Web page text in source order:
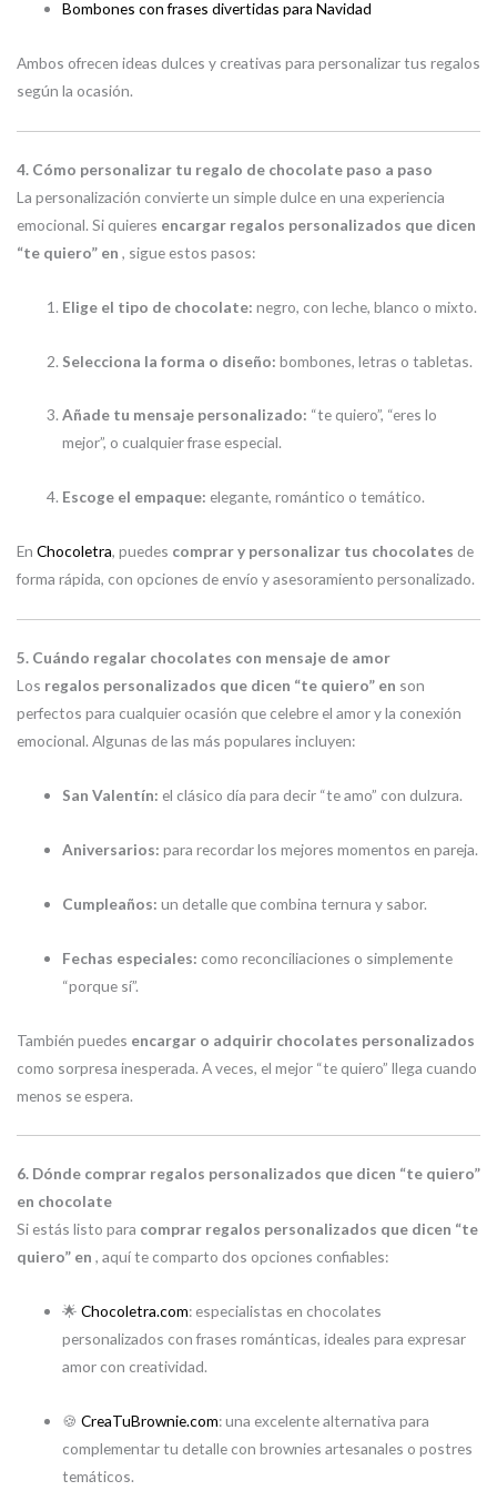
Bombones con frases divertidas para Navidad
Ambos ofrecen ideas dulces y creativas para personalizar tus regalos
según la ocasión.
4. Cómo personalizar tu regalo de chocolate paso a paso
La personalización convierte un simple dulce en una experiencia
emocional. Si quieres encargar regalos personalizados que dicen
“te quiero” en , sigue estos pasos:
Elige el tipo de chocolate: negro, con leche, blanco o mixto.
Selecciona la forma o diseño: bombones, letras o tabletas.
Añade tu mensaje personalizado: “te quiero”, “eres lo
mejor”, o cualquier frase especial.
Escoge el empaque: elegante, romántico o temático.
En Chocoletra, puedes comprar y personalizar tus chocolates de
forma rápida, con opciones de envío y asesoramiento personalizado.
5. Cuándo regalar chocolates con mensaje de amor
Los regalos personalizados que dicen “te quiero” en son
perfectos para cualquier ocasión que celebre el amor y la conexión
emocional. Algunas de las más populares incluyen:
San Valentín: el clásico día para decir “te amo” con dulzura.
Aniversarios: para recordar los mejores momentos en pareja.
Cumpleaños: un detalle que combina ternura y sabor.
Fechas especiales: como reconciliaciones o simplemente
“porque sí”.
También puedes encargar o adquirir chocolates personalizados
como sorpresa inesperada. A veces, el mejor “te quiero” llega cuando
menos se espera.
6. Dónde comprar regalos personalizados que dicen “te quiero”
en chocolate
Si estás listo para comprar regalos personalizados que dicen “te
quiero” en , aquí te comparto dos opciones confiables:
🌟Chocoletra.com: especialistas en chocolates
personalizados con frases románticas, ideales para expresar
amor con creatividad.
🍪CreaTuBrownie.com: una excelente alternativa para
complementar tu detalle con brownies artesanales o postres
temáticos.